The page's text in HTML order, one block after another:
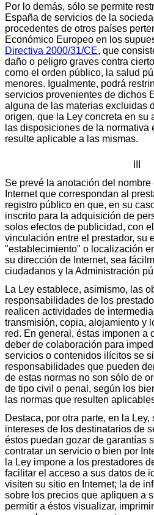
Por lo demás, sólo se permite
España de servicios de la
procedentes de otros países
Económico Europeo en los
Directiva 2000/31/CE, que
daño o peligro graves contra
como el orden público, la salud
menores. Igualmente, podrá
servicios provenientes de dichos
alguna de las materias excluidas
origen, que la Ley concreta en su
las disposiciones de la normativa
resulte aplicable a las mismas.
Se prevé la anotación del
Internet que correspondan al
registro público en que, en su
inscrito para la adquisición de
solos efectos de publicidad, con
vinculación entre el prestador, su
"establecimiento" o localización
su dirección de Internet, sea
ciudadanos y la Administración
La Ley establece, asimismo, las
responsabilidades de los
realicen actividades de
transmisión, copia, alojamiento y
red. En general, éstas imponen a
deber de colaboración para
servicios o contenidos ilícitos se
responsabilidades que pueden
de estas normas no son sólo de
de tipo civil o penal, según los
las normas que resulten
Destaca, por otra parte, en la
intereses de los destinatarios de
éstos puedan gozar de garantías
contratar un servicio o bien por
la Ley impone a los prestadores
facilitar el acceso a sus datos de
visiten su sitio en Internet; la de
sobre los precios que apliquen a
permitir a éstos visualizar,